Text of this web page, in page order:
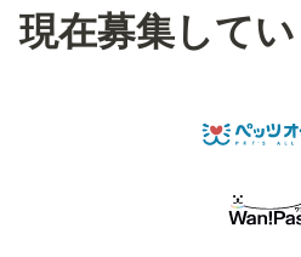
現在募集して